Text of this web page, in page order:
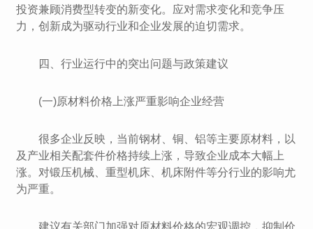
投资兼顾消费型转变的新变化。应对需求变化和竞争压
力，创新成为驱动行业和企业发展的迫切需求。
四、行业运行中的突出问题与政策建议
(一)原材料价格上涨严重影响企业经营
很多企业反映，当前钢材、铜、铝等主要原材料，以
及产业相关配套件价格持续上涨，导致企业成本大幅上
涨。对锻压机械、重型机床、机床附件等分行业的影响尤
为严重。
建议有关部门加强对原材料价格的宏观调控，抑制价